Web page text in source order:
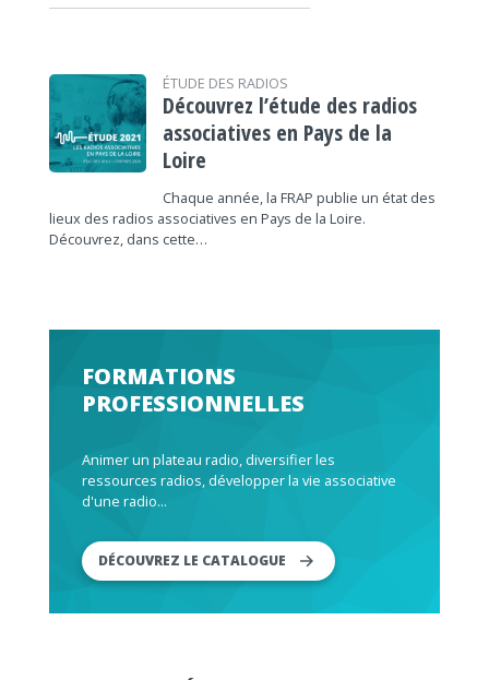
ÉTUDE DES RADIOS
Découvrez l’étude des radios
associatives en Pays de la
Loire
Chaque année, la FRAP publie un état des
lieux des radios associatives en Pays de la Loire.
Découvrez, dans cette…
FORMATIONS
PROFESSIONNELLES
Animer un plateau radio, diversifier les
ressources radios, développer la vie associative
d'une radio...
DÉCOUVREZ LE CATALOGUE